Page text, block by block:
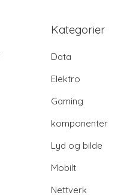
Kategorier
Data
Elektro
Gaming
komponenter
Lyd og bilde
Mobilt
Nettverk